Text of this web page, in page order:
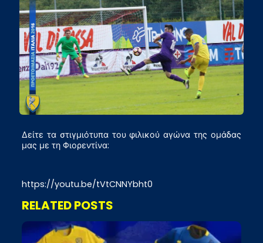
Δείτε τα στιγμιότυπα του φιλικού αγώνα της ομάδας
μας με τη Φιορεντίνα:
https://youtu.be/tVtCNNYbht0
RELATED POSTS